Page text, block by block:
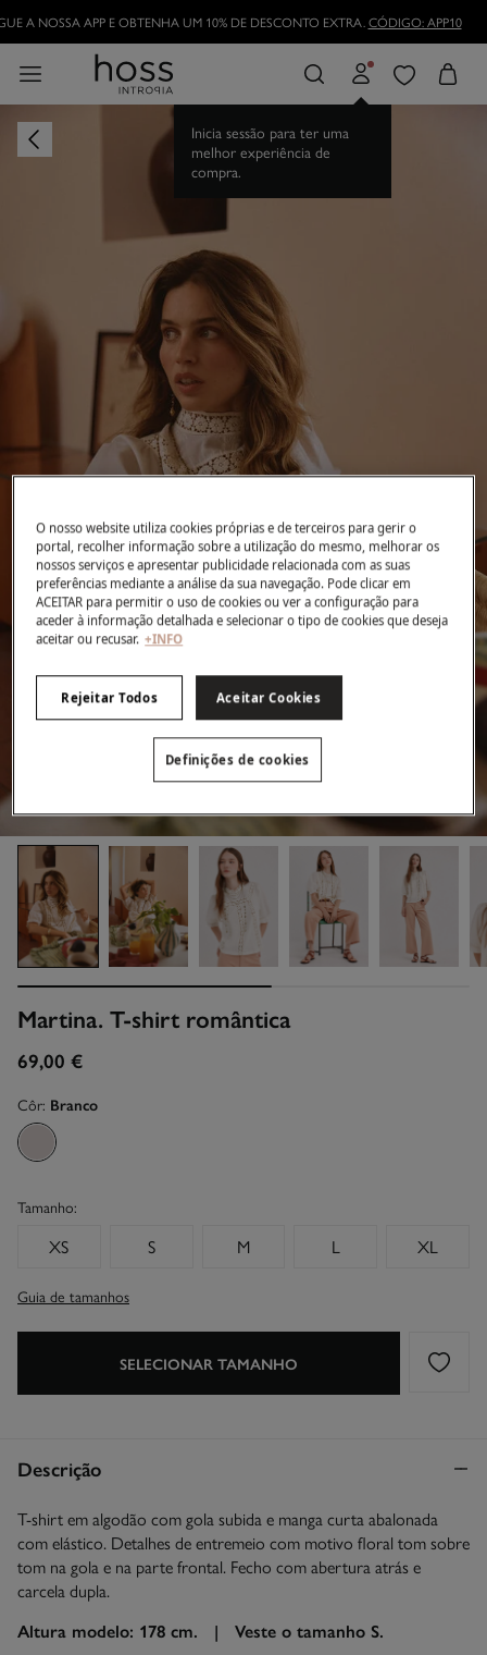
A NOSSA APP E OBTENHA UM 10% DE DESCONTO EXTRA.CÓDIGO: APP10
Inicia sessão para ter uma
melhor experiência de
compra.
Martina. T-shirt romântica
69,00 €
Côr: Branco
Tamanho:
XS S M L XL
Guia de tamanhos
SELECIONAR TAMANHO
Descrição
T-shirt em algodão com gola subida e manga curta abalonada
com elástico. Detalhes de entremeio com motivo floral tom sobre
tom na gola e na parte frontal. Fecho com abertura atrás e
carcela dupla.
Altura modelo: 178 cm. | Veste o tamanho S.
O nosso website utiliza cookies próprias e de terceiros para gerir o
portal, recolher informação sobre a utilização do mesmo, melhorar os
nossos serviços e apresentar publicidade relacionada com as suas
preferências mediante a análise da sua navegação. Pode clicar em
ACEITAR para permitir o uso de cookies ou ver a configuração para
aceder à informação detalhada e selecionar o tipo de cookies que deseja
aceitar ou recusar. +INFO
Rejeitar Todos Aceitar Cookies
Definições de cookies